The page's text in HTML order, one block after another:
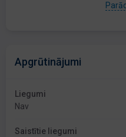
Apgrūtinājumi
Liegumi
Nav
Saistītie liegumi